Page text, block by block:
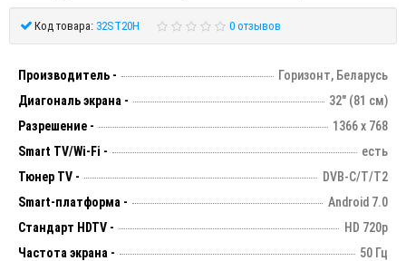
Код товара: 32ST20H 0 отзывов
Производитель -
Горизонт, Беларусь
Диагональ экрана -
32" (81 см)
Разрешение -
1366 х 768
Smart TV/Wi-Fi -
есть
Тюнер TV -
DVB-C/T/T2
Smart-платформа -
Android 7.0
Стандарт HDTV -
HD 720p
Частота экрана -
50 Гц